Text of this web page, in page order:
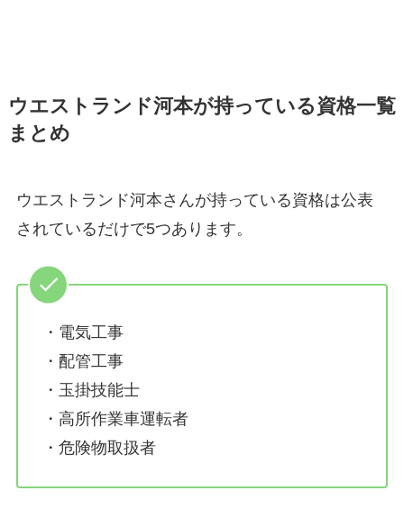
ウエストランド河本が持っている資格一覧
まとめ
ウエストランド河本さんが持っている資格は公表
されているだけで5つあります。
・電気工事
・配管工事
・玉掛技能士
・高所作業車運転者
・危険物取扱者